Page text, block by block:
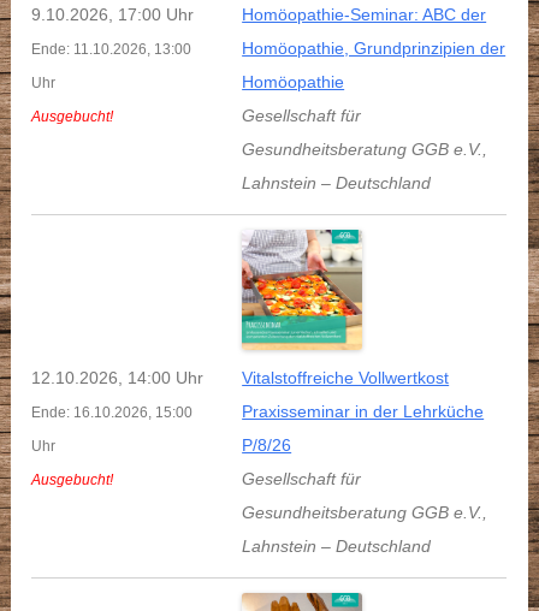
9.10.2026, 17:00 Uhr
Ende: 11.10.2026, 13:00
Uhr
Ausgebucht!
Homöopathie-Seminar: ABC der
Homöopathie, Grundprinzipien der
Homöopathie
Gesellschaft für
Gesundheitsberatung GGB e.V.,
Lahnstein –Deutschland
12.10.2026, 14:00 Uhr
Ende: 16.10.2026, 15:00
Uhr
Ausgebucht!
Vitalstoffreiche Vollwertkost
Praxisseminar in der Lehrküche
P/8/26
Gesellschaft für
Gesundheitsberatung GGB e.V.,
Lahnstein –Deutschland